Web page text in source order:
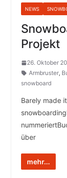
NEWS
Projekt
26. Oktober
Armbruster,
snowboard
Barely made
über
mehr...